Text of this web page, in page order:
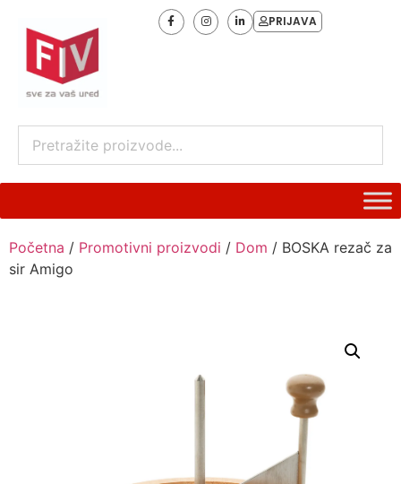
PRIJAVA
Početna / Promotivni proizvodi / Dom / BOSKA rezač za
sir Amigo